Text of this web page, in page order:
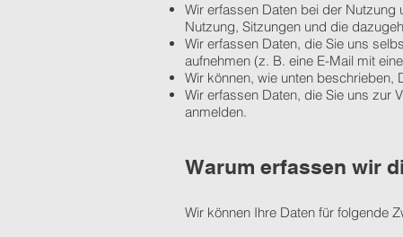
Wir erfassen Daten bei der Nutzung
Nutzung, Sitzungen und die
Wir erfassen Daten, die Sie uns
aufnehmen (z. B. eine E-Mail mit
Wir können, wie unten beschrieben,
Wir erfassen Daten, die Sie uns zur
anmelden.
Warum erfassen wir
Wir können Ihre Daten für folgende